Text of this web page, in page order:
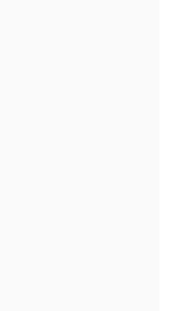
エンスⅠ
工学Ⅰ
特論Ⅰ